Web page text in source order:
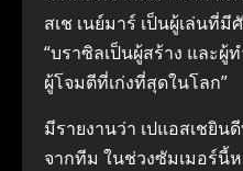
สเช เนย์มาร์ เป็นผู้เล่นที่
“บราซิลเป็นผู้สร้าง และ
ผู้โจมตีที่เก่งที่สุดในโลก”
มีรายงานว่า เปแอสเชยิน
จากทีม ในช่วงซัมเมอร์นี้